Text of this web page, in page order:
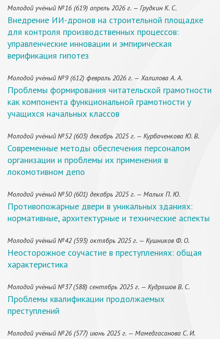
Молодой учёный №16 (619) апрель 2026 г. — Грудкин К. С.
Внедрение ИИ-дронов на строительной площадке
для контроля производственных процессов:
управленческие инновации и эмпирическая
верификация гипотез
Молодой учёный №9 (612) февраль 2026 г. — Халилова А. А.
Проблемы формирования читательской грамотности
как компонента функциональной грамотности у
учащихся начальных классов
Молодой учёный №52 (603) декабрь 2025 г. — Курбаченкова Ю. В.
Современные методы обеспечения персоналом
организации и проблемы их применения в
локомотивном депо
Молодой учёный №50 (601) декабрь 2025 г. — Малых П. Ю.
Противопожарные двери в уникальных зданиях:
нормативные, архитектурные и технические аспекты
Молодой учёный №42 (593) октябрь 2025 г. — Кушников Ф. О.
Неосторожное соучастие в преступлениях: общая
характеристика
Молодой учёный №37 (588) сентябрь 2025 г. — Кудряшов В. С.
Проблемы квалификации продолжаемых
преступлений
Молодой учёный №26 (577) июнь 2025 г. — Мамедгасанова С. И.